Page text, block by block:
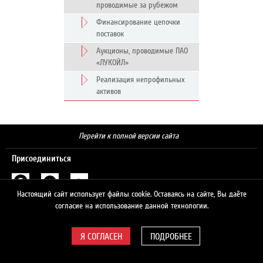
проводимые за рубежом
Финансирование цепочки
поставок
Аукционы, проводимые ПАО
«ЛУКОЙЛ»
Реализация непрофильных
активов
Перейти к полной версии сайта
Присоединиться
Настоящий сайт использует файлы cookie. Оставаясь на сайте, Вы даёте
согласие на использование данной технологии.
ПОДРОБНЕЕ